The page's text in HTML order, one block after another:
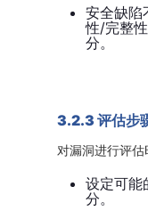
安全缺陷
性/完整
分。
3.2.3 评估步
对漏洞进行评估
设定可能
分。